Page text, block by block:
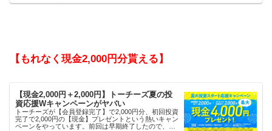
【もれなく現金2,000円分貰える】
【現金2,000円＋2,000円】トーチーズ夏の投
資応援Wキャンペーンがヤバい
トーチーズが【会員登録完了】で2,000円分、初回投資
完了で2,000円の【現金】プレゼントという熱いキャン
ペーンをやっています。前回は早期終了したので、使